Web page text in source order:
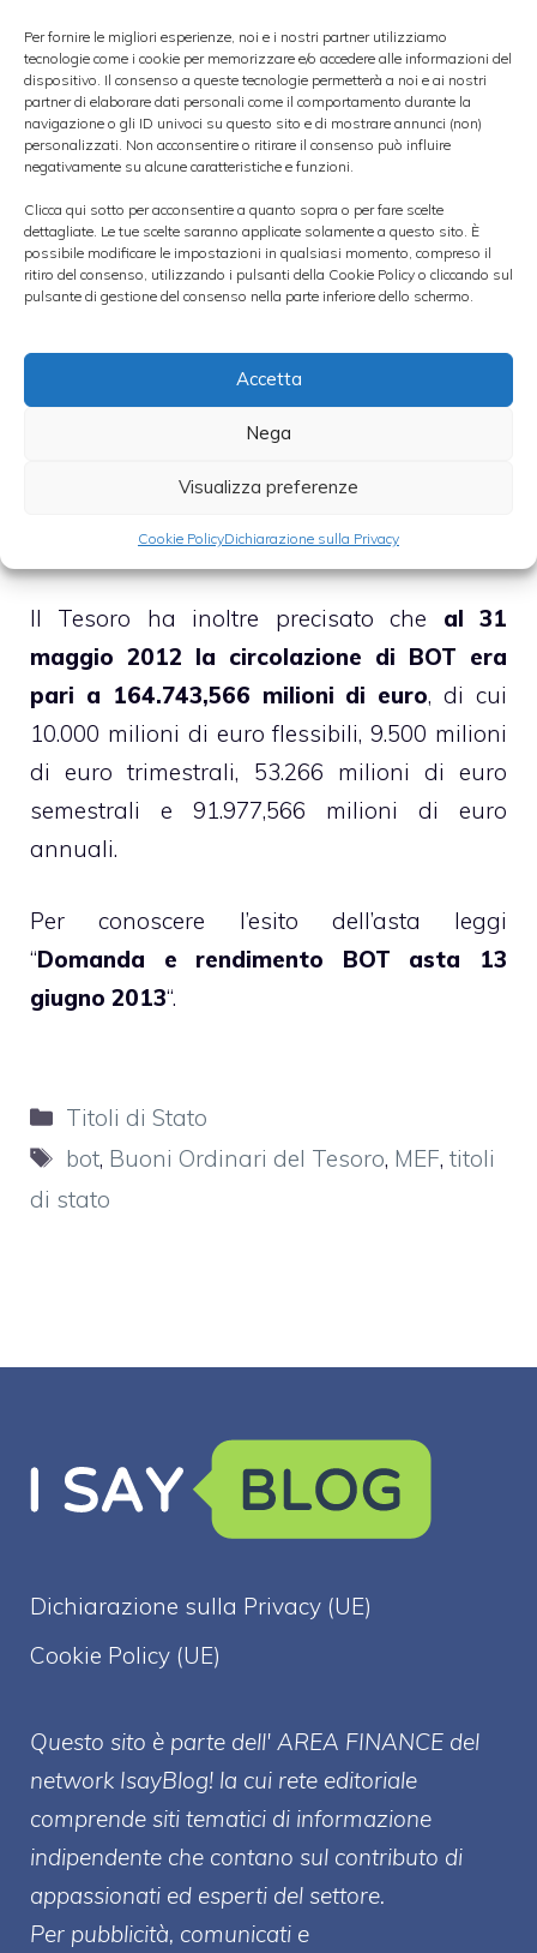
Per fornire le migliori esperienze, noi e i nostri partner utilizziamo
tecnologie come i cookie per memorizzare e/o accedere alle informazioni del
dispositivo. Il consenso a queste tecnologie permetterà a noi e ai nostri
partner di elaborare dati personali come il comportamento durante la
navigazione o gli ID univoci su questo sito e di mostrare annunci (non)
personalizzati. Non acconsentire o ritirare il consenso può influire
negativamente su alcune caratteristiche e funzioni.
Clicca qui sotto per acconsentire a quanto sopra o per fare scelte
dettagliate. Le tue scelte saranno applicate solamente a questo sito. È
possibile modificare le impostazioni in qualsiasi momento, compreso il
ritiro del consenso, utilizzando i pulsanti della Cookie Policy o cliccando sul
pulsante di gestione del consenso nella parte inferiore dello schermo.
Accetta
Nega
Visualizza preferenze
Cookie PolicyDichiarazione sulla Privacy
effettuate non più tardi di un giorno
lavorativo precedente rispetto a quello
dell’asta, quindi in questo caso entro il 12
giugno.
►INVESTIRE IN TITOLI DI STATO
DURANTE LA CRISI DEL DEBITO SOVRANO
Nello stesso comunicato mediante il quale
sono stati resi noti i dettagli dell’asta di BOT
a 12 mesi, il MEF ha informato che, in
offerto il BOT trimestrale.
Il Tesoro ha inoltre precisato che al 31
maggio 2012 la circolazione di BOT era
pari a 164.743,566 milioni di euro, di cui
10.000 milioni di euro flessibili, 9.500 milioni
di euro trimestrali, 53.266 milioni di euro
semestrali e 91.977,566 milioni di euro
annuali.
Per conoscere l’esito dell’asta leggi
“Domanda e rendimento BOT asta 13
giugno 2013“.
Categorie
Titoli di Stato
Tag
bot, Buoni Ordinari del Tesoro, MEF,titoli
di stato
Dichiarazione sulla Privacy (UE)
Cookie Policy (UE)
Questo sito è parte dell' AREA FINANCE del
network IsayBlog! la cui rete editoriale
comprende siti tematici di informazione
indipendente che contano sul contributo di
appassionati ed esperti del settore.
Per pubblicità, comunicati e